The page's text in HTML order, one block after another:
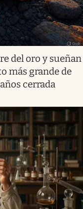
del oro y sueñan
más grande de
cerrada